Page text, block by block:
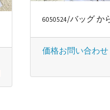
6050524/バッグ から ファッションラグ
価格お問い合わせ